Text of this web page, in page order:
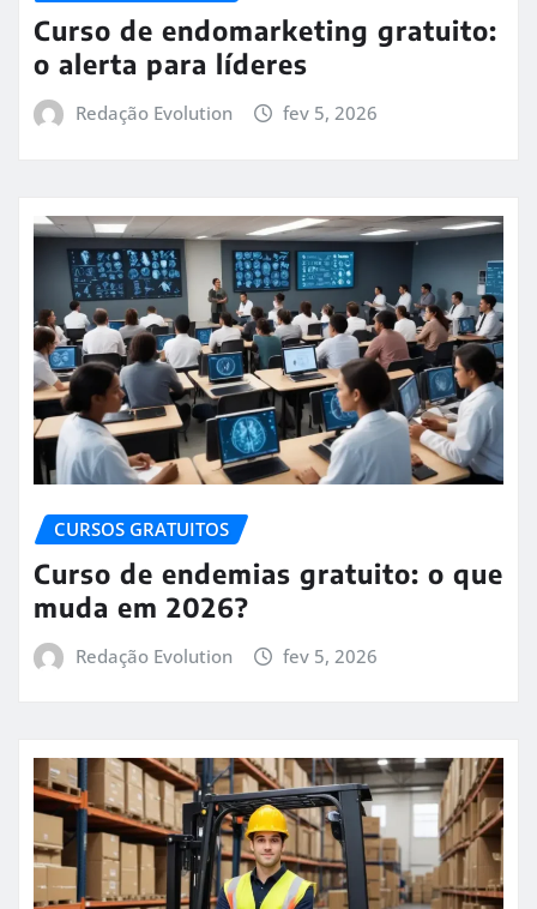
Curso de endomarketing gratuito:
o alerta para líderes
Redação Evolution fev 5, 2026
CURSOS GRATUITOS
Curso de endemias gratuito: o que
muda em 2026?
Redação Evolution fev 5, 2026